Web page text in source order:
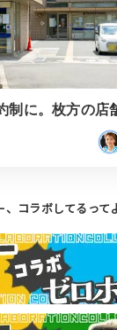
制に。枚方の店
、コラボしてるって